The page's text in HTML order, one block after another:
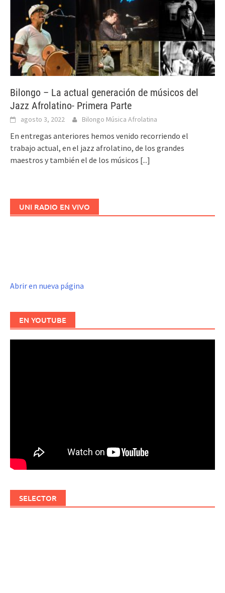
Bilongo – La actual generación de músicos del
Jazz Afrolatino- Primera Parte
agosto 3, 2022 Bilongo Música Afrolatina
En entregas anteriores hemos venido recorriendo el
trabajo actual, en el jazz afrolatino, de los grandes
maestros y también el de los músicos [...]
UNI RADIO EN VIVO
Abrir en nueva página
EN YOUTUBE
SELECTOR